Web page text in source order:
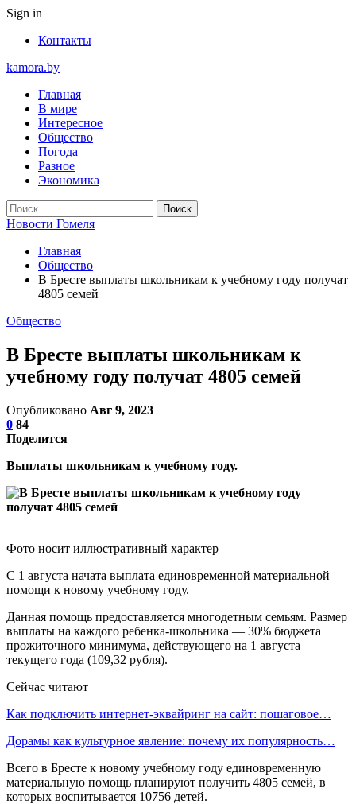
Sign in
Контакты
kamora.by
Главная
В мире
Интересное
Общество
Погода
Разное
Экономика
Новости Гомеля
Главная
Общество
В Бресте выплаты школьникам к учебному году получат
4805 семей
Общество
В Бресте выплаты школьникам к
учебному году получат 4805 семей
Опубликовано Авг 9, 2023
0 84
Поделится
Выплаты школьникам к учебному году.
Фото носит иллюстративный характер
С 1 августа начата выплата единовременной материальной
помощи к новому учебному году.
Данная помощь предоставляется многодетным семьям. Размер
выплаты на каждого ребенка-школьника — 30% бюджета
прожиточного минимума, действующего на 1 августа
текущего года (109,32 рубля).
Сейчас читают
Как подключить интернет-эквайринг на сайт: пошаговое…
Дорамы как культурное явление: почему их популярность…
Всего в Бресте к новому учебному году единовременную
материальную помощь планируют получить 4805 семей, в
которых воспитывается 10756 детей.